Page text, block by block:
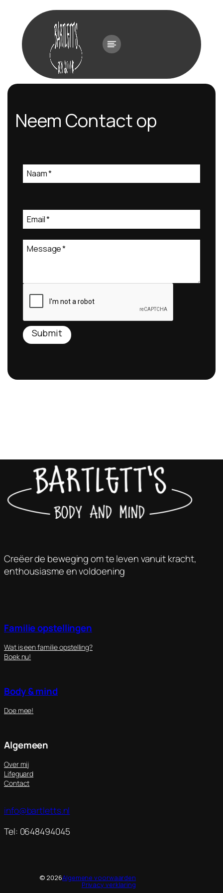
inhoud
Neem Contact op
Naam*
Email*
Message*
Submit
Creëer de beweging om te leven vanuit kracht,
enthousiasme en voldoening
Familie opstellingen
Wat is een familie opstelling?
Boek nu!
Body & mind
Doe mee!
Algemeen
Over mij
Lifeguard
Contact
info@bartletts.nl
Tel: 0648494045
© 2026Algemene voorwaarden
Privacy verklaring